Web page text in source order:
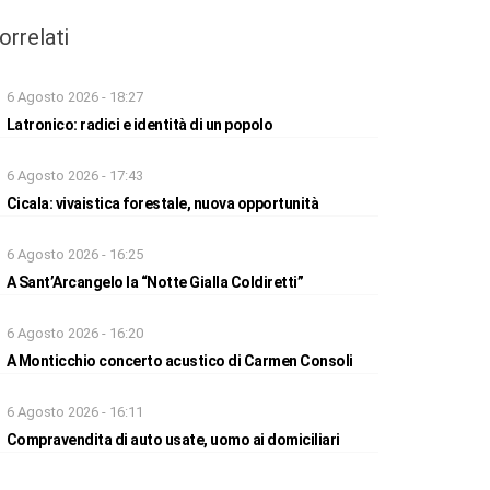
6 Agosto 2026 - 18:27
Latronico: radici e identità di un popolo
6 Agosto 2026 - 17:43
Cicala: vivaistica forestale, nuova opportunità
6 Agosto 2026 - 16:25
A Sant’Arcangelo la “Notte Gialla Coldiretti”
6 Agosto 2026 - 16:20
A Monticchio concerto acustico di Carmen Consoli
6 Agosto 2026 - 16:11
Compravendita di auto usate, uomo ai domiciliari